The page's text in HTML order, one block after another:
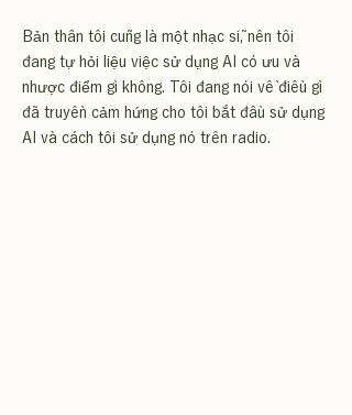
Bản thân tôi cũng là một nhạc sĩ, nên tôi
đang tự hỏi liệu việc sử dụng AI có ưu và
nhược điểm gì không. Tôi đang nói về điều gì
đã truyền cảm hứng cho tôi bắt đầu sử dụng
AI và cách tôi sử dụng nó trên radio.